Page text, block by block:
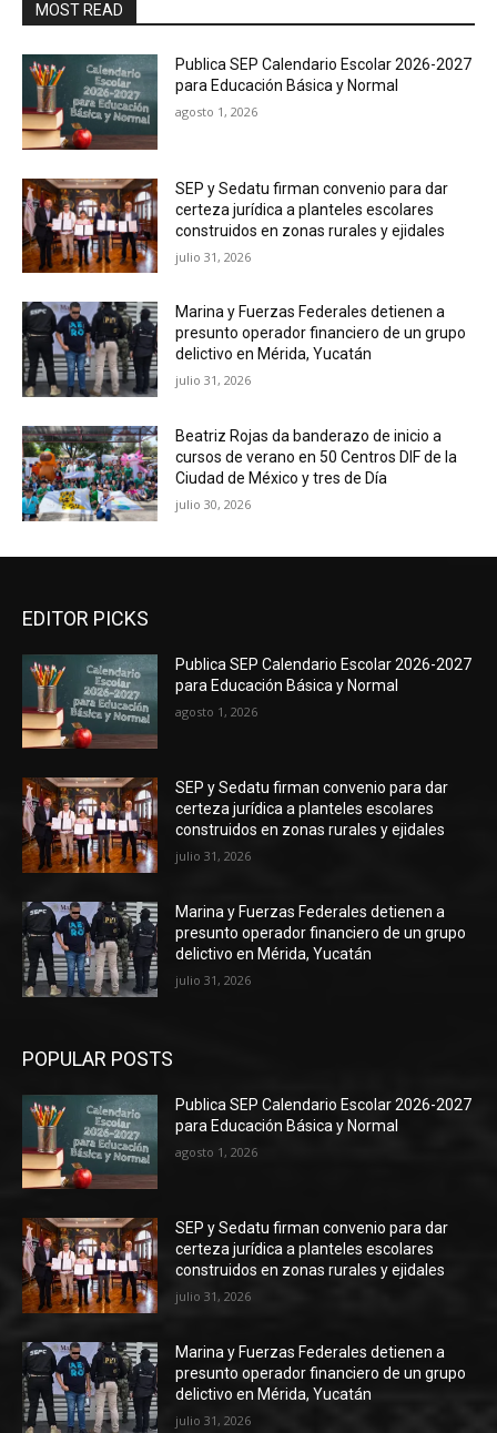
MOST READ
Publica SEP Calendario Escolar 2026-2027
para Educación Básica y Normal
agosto 1, 2026
SEP y Sedatu firman convenio para dar
certeza jurídica a planteles escolares
construidos en zonas rurales y ejidales
julio 31, 2026
Marina y Fuerzas Federales detienen a
presunto operador financiero de un grupo
delictivo en Mérida, Yucatán
julio 31, 2026
Beatriz Rojas da banderazo de inicio a
cursos de verano en 50 Centros DIF de la
Ciudad de México y tres de Día
julio 30, 2026
EDITOR PICKS
Publica SEP Calendario Escolar 2026-2027
para Educación Básica y Normal
agosto 1, 2026
SEP y Sedatu firman convenio para dar
certeza jurídica a planteles escolares
construidos en zonas rurales y ejidales
julio 31, 2026
Marina y Fuerzas Federales detienen a
presunto operador financiero de un grupo
delictivo en Mérida, Yucatán
julio 31, 2026
POPULAR POSTS
Publica SEP Calendario Escolar 2026-2027
para Educación Básica y Normal
agosto 1, 2026
SEP y Sedatu firman convenio para dar
certeza jurídica a planteles escolares
construidos en zonas rurales y ejidales
julio 31, 2026
Marina y Fuerzas Federales detienen a
presunto operador financiero de un grupo
delictivo en Mérida, Yucatán
julio 31, 2026